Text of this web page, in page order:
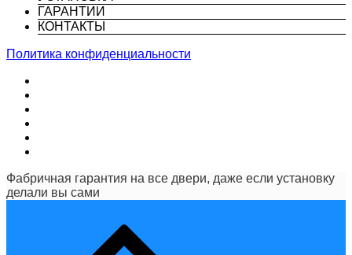
ГАРАНТИИ
КОНТАКТЫ
Политика конфиденциальности
Фабричная гарантия на все двери, даже если установку
делали вы сами